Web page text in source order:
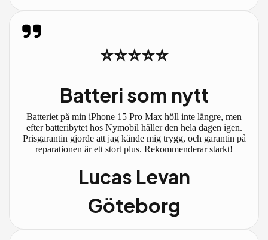
⭐⭐⭐⭐⭐
Batteri som nytt
Batteriet på min iPhone 15 Pro Max höll inte längre, men
efter batteribytet hos Nymobil håller den hela dagen igen.
Prisgarantin gjorde att jag kände mig trygg, och garantin på
reparationen är ett stort plus. Rekommenderar starkt!
Lucas Levan
Göteborg